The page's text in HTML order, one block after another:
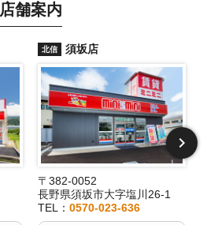
店舗案内
北信 須坂店
〒382-0052
長野県須坂市大字塩川26-1
TEL：0570-023-636